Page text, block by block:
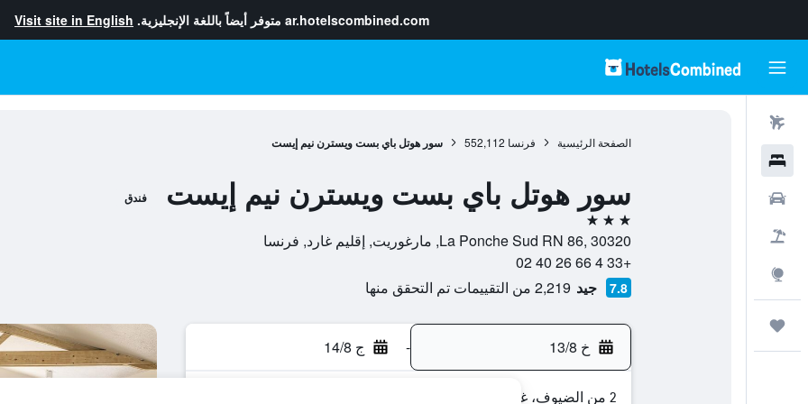
ar.hotelscombined.com متوفر أيضاً باللغة الإنجليزية. Visit site in English
الصفحة الرئيسية فرنسا 552,112 سور هوتل باي بست ويسترن نيم إيست
سور هوتل باي بست ويسترن نيم إيست فندق
3 نجوم
La Ponche Sud RN 86, 30320, مارغوريت, إقليم غارد, فرنسا
+33 4 66 26 40 02
7.8 جيد 2,219 من التقييمات تم التحقق منها
خ 13/8 - ج 14/8
2 من الضيوف، غرفة واحدة